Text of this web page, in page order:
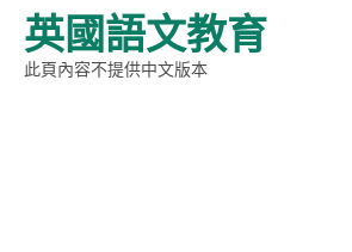
英國語文教育
此頁內容不提供中文版本